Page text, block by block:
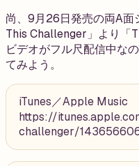
尚、9月26日発売の両A
This Challenger」より「
ビデオがフル尺配信中な
てみよう。
iTunes／Apple Music
https://
challenger/